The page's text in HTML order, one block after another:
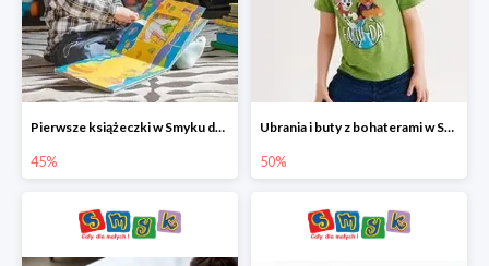
Pierwsze książeczki w Smyku do -45%
45%
Ubrania i buty z bohaterami w Smyku do -50%
50%